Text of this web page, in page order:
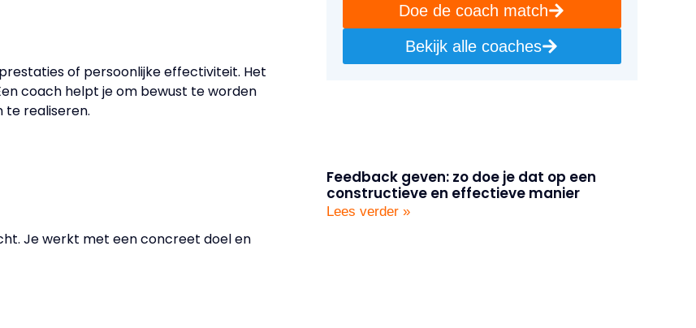
of persoonlijke effectiviteit. Het
coach helpt je om bewust te worden
te realiseren.
Je werkt met een concreet doel en
Doe de coach match
Bekijk alle coaches
Feedback geven: zo doe je dat op een
constructieve en effectieve manier
Lees verder »